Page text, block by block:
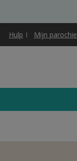
Hulp Mijn parochie